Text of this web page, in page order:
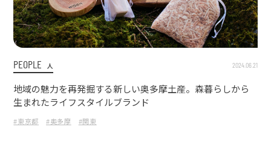
PEOPLE 人 2024.06.21
地域の魅力を再発掘する新しい奥多摩土産。森暮らしから
生まれたライフスタイルブランド
#東京都 #奥多摩 #関東